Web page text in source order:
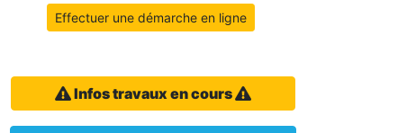
Effectuer une démarche en ligne
Infos travaux en cours